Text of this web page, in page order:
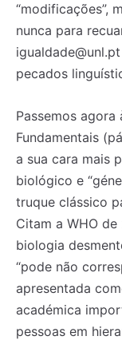
“modificações”,
nunca para
pecados
Passemos
Fundamentais
a sua cara mais
biológico e
truque clássico
Citam a WHO
biologia
“pode não
apresentada
académica
pessoas em